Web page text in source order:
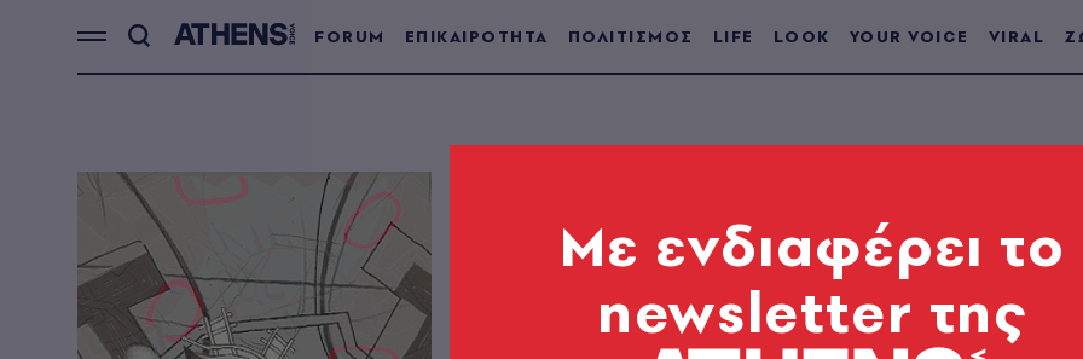
FORUM ΕΠΙΚΑΙΡΟΤΗΤΑ ΠΟΛΙΤΙΣΜΟΣ LIFE LOOK YOUR VOICE VIRAL
Mε ενδιαφέρει το
newsletter της